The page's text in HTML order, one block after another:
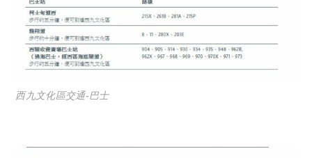
西九文化區交通-巴士